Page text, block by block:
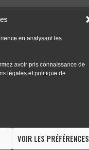
en analysant les
avoir pris connaissance de
légales et politique de
VOIR LES PRÉFÉRENCES